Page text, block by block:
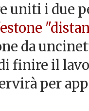
uniti i due
da
finire il
per